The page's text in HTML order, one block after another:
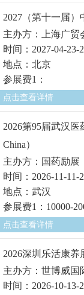
2027（第十一届
主办方：上海广贸
时间：2027-04-23-
地点：北京
参展费1：
点击查看详情
2026第95届武汉
China）
主办方：国药励展
时间：2026-11-11-
地点：武汉
参展费1：10000-
点击查看详情
2026深圳乐活康
主办方：世博威国
时间：2026-10-13-